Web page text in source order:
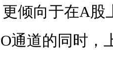
倾向于在A股
通道的同时，